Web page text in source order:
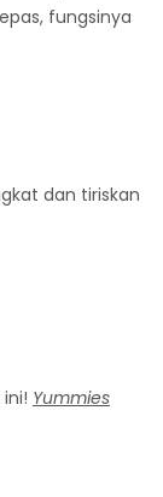
fungsinya
dan tiriskan
Yummies